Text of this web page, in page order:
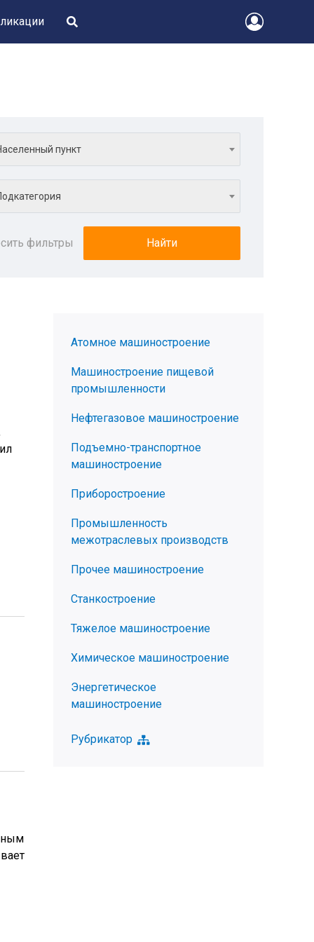
пункт
фильтры
Атомное машиностроение
Машиностроение пищевой
промышленности
Нефтегазовое машиностроение
Подъемно-транспортное
машиностроение
Приборостроение
Промышленность
межотраслевых производств
Прочее машиностроение
Станкостроение
Тяжелое машиностроение
Химическое машиностроение
Энергетическое
машиностроение
Рубрикатор